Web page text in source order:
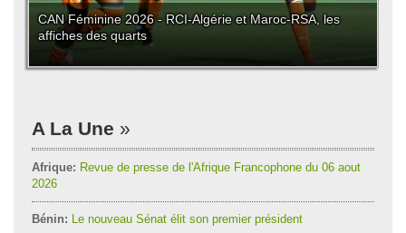
CAN Féminine 2026 - RCI-Algérie et Maroc-RSA, les
affiches des quarts
A La Une
Afrique: Revue de presse de l'Afrique Francophone du 06 aout
2026
Bénin: Le nouveau Sénat élit son premier président